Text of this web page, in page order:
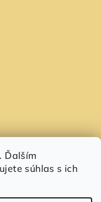
Ďalším
súhlas s ich
vyhradené.